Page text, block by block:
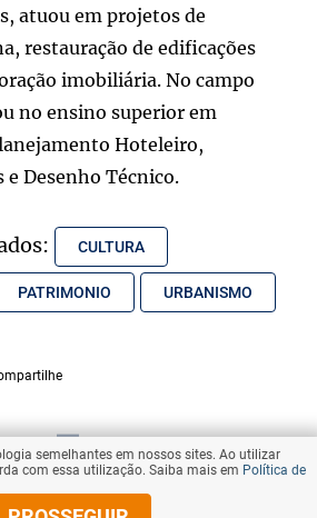
atuou em projetos de
restauração de edificações
imobiliária. No campo
no ensino superior em
Hoteleiro,
e Desenho Técnico.
CULTURA
PATRIMONIO URBANISMO
VOLTAR AO TOPO
semelhantes em nossos sites. Ao utilizar
com essa utilização. Saiba mais em Política de